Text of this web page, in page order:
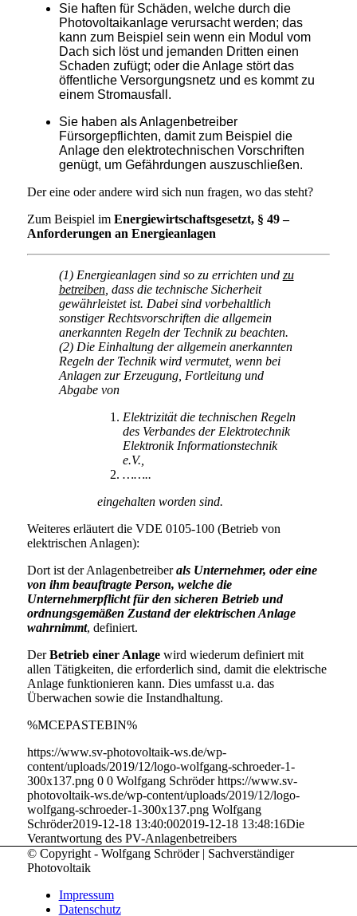
Sie haften für Schäden, welche durch die
Photovoltaikanlage verursacht werden; das
kann zum Beispiel sein wenn ein Modul vom
Dach sich löst und jemanden Dritten einen
Schaden zufügt; oder die Anlage stört das
öffentliche Versorgungsnetz und es kommt zu
einem Stromausfall.
Sie haben als Anlagenbetreiber
Fürsorgepflichten, damit zum Beispiel die
Anlage den elektrotechnischen Vorschriften
genügt, um Gefährdungen auszuschließen.
Der eine oder andere wird sich nun fragen, wo das steht?
Zum Beispiel im Energiewirtschaftsgesetzt, § 49 –
Anforderungen an Energieanlagen
(1) Energieanlagen sind so zu errichten und zu
betreiben, dass die technische Sicherheit
gewährleistet ist. Dabei sind vorbehaltlich
sonstiger Rechtsvorschriften die allgemein
anerkannten Regeln der Technik zu beachten.
(2) Die Einhaltung der allgemein anerkannten
Regeln der Technik wird vermutet, wenn bei
Anlagen zur Erzeugung, Fortleitung und
Abgabe von
Elektrizität die technischen Regeln
des Verbandes der Elektrotechnik
Elektronik Informationstechnik
e.V.,
……..
eingehalten worden sind.
Weiteres erläutert die VDE 0105-100 (Betrieb von
elektrischen Anlagen):
Dort ist der Anlagenbetreiberals Unternehmer, oder eine
von ihm beauftragte Person, welche die
Unternehmerpflicht für den sicheren Betrieb und
ordnungsgemäßen Zustand der elektrischen Anlage
wahrnimmt, definiert.
DerBetrieb einer Anlagewird wiederum definiert mit
allen Tätigkeiten, die erforderlich sind, damit die elektrische
Anlage funktionieren kann. Dies umfasst u.a. das
Überwachen sowie die Instandhaltung.
%MCEPASTEBIN%
https://www.sv-photovoltaik-ws.de/wp-
content/uploads/2019/12/logo-wolfgang-schroeder-1-
300x137.png 0 0 Wolfgang Schröder https://www.sv-
photovoltaik-ws.de/wp-content/uploads/2019/12/logo-
wolfgang-schroeder-1-300x137.png Wolfgang
Schröder2019-12-18 13:40:002019-12-18 13:48:16Die
Verantwortung des PV-Anlagenbetreibers
© Copyright - Wolfgang Schröder | Sachverständiger
Photovoltaik
Impressum
Datenschutz